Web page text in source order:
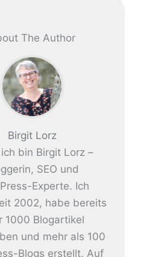
The Author
Birgit Lorz
bin Birgit Lorz –
SEO und
Experte. Ich
2002, habe bereits
1000 Blogartikel
und mehr als 100
Blogs erstellt. Auf